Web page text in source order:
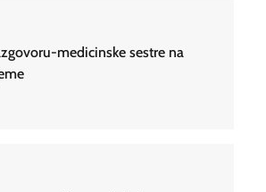
medicinske sestre na